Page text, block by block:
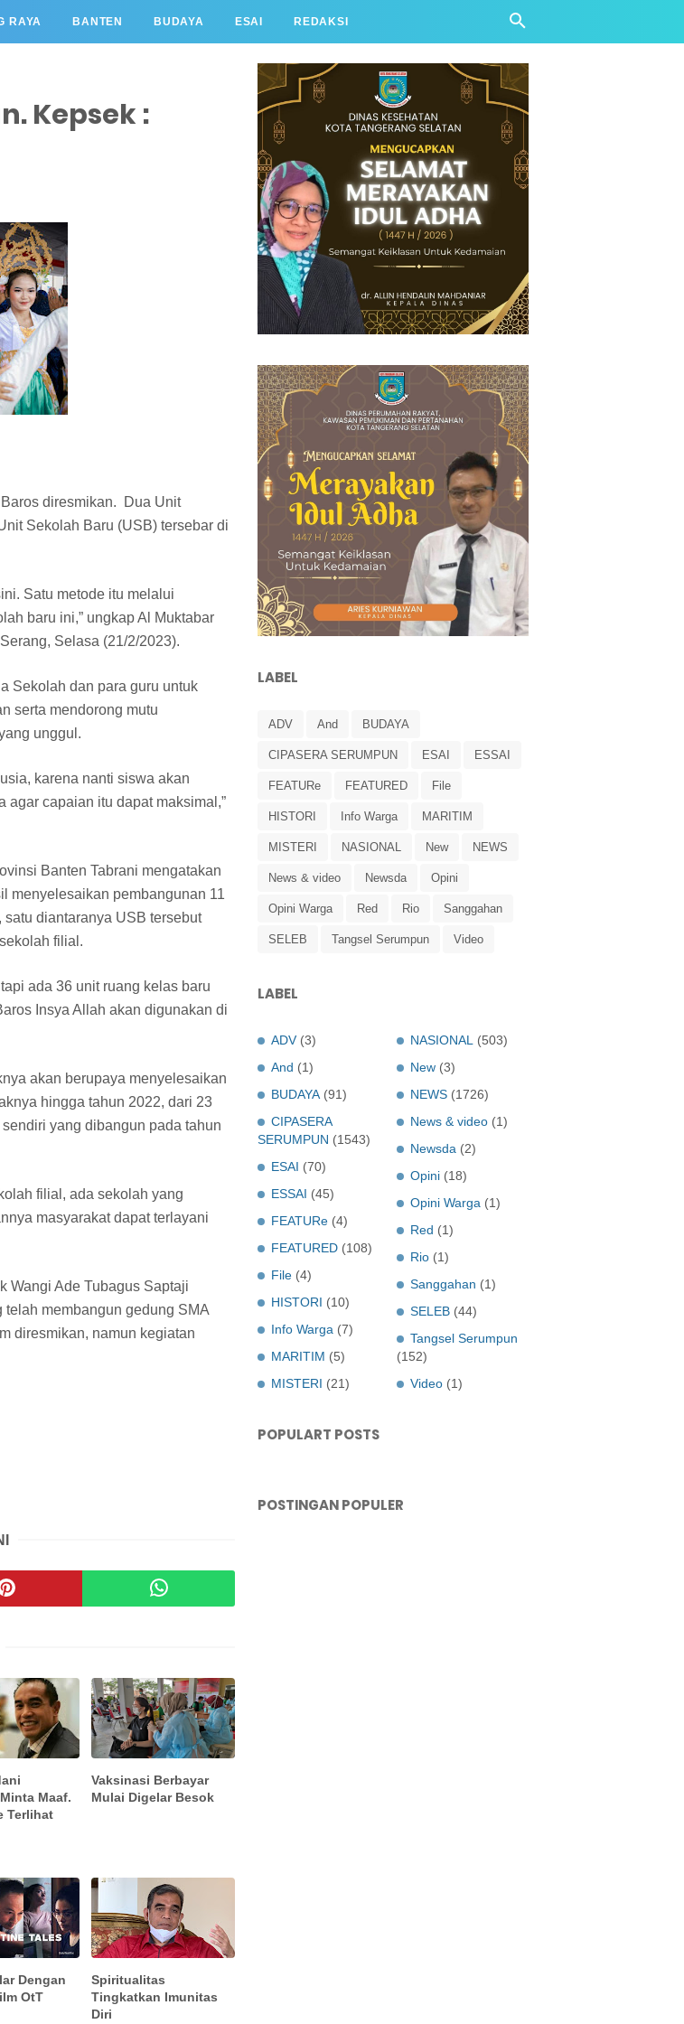
RAYA BANTEN BUDAYA ESAI REDAKSI
Kepsek :
diresmikan. Dua Unit
Sekolah Baru (USB) tersebar di
Satu metode itu melalui
baru ini,” ungkap Al Muktabar
Selasa (21/2/2023).
Sekolah dan para guru untuk
serta mendorong mutu
unggul.
karena nanti siswa akan
capaian itu dapat maksimal,”
Banten Tabrani mengatakan
menyelesaikan pembangunan 11
diantaranya USB tersebut
filial.
ada 36 unit ruang kelas baru
Insya Allah akan digunakan di
akan berupaya menyelesaikan
hingga tahun 2022, dari 23
yang dibangun pada tahun
filial, ada sekolah yang
masyarakat dapat terlayani
Wangi Ade Tubagus Saptaji
membangun gedung SMA
diresmikan, namun kegiatan
Maaf.
Terlihat
Vaksinasi Berbayar
Mulai Digelar Besok
Dengan
OtT
Spiritualitas
Tingkatkan Imunitas
Diri
LABEL
ADV And BUDAYA
CIPASERA SERUMPUN ESAI ESSAI
FEATURe FEATURED File
HISTORI Info Warga MARITIM
MISTERI NASIONAL New NEWS
News & video Newsda Opini
Opini Warga Red Rio Sanggahan
SELEB Tangsel Serumpun Video
LABEL
ADV (3)
And (1)
BUDAYA (91)
CIPASERA
SERUMPUN (1543)
ESAI (70)
ESSAI (45)
FEATURe (4)
FEATURED (108)
File (4)
HISTORI (10)
Info Warga (7)
MARITIM (5)
MISTERI (21)
NASIONAL
(503)
New (3)
NEWS (1726)
News & video (1)
Newsda (2)
Opini (18)
Opini Warga (1)
Red (1)
Rio (1)
Sanggahan (1)
SELEB (44)
Tangsel Serumpun
(152)
Video (1)
POPULART POSTS
POSTINGAN POPULER